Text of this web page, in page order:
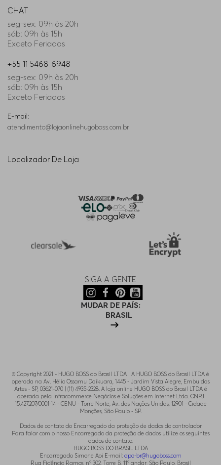
CHAT
seg-sex: 09h às 20h
sáb: 09h às 15h
Exceto Feriados
+55 11 5468-6948
seg-sex: 09h às 20h
sáb: 09h às 15h
Exceto Feriados
E-mail:
atendimento@lojaonlinehugoboss.com.br
Localizador De Loja
SIGA A GENTE
MUDAR DE PAÍS:
BRASIL
© Copyright 2021 - HUGO BOSS do Brasil LTDA | A HUGO BOSS do Brasil LTDA é
operada na Av. Hélio Ossamu Daikuara, 1445 - Jardim Vista Alegre, Embu das
Artes - SP, 03621-070 | (11) 4935-2328. A loja online HUGO BOSS do Brasil LTDA é
operada pela Infracommerce Negócios e Soluções em Internet Ltda. CNPJ
15.427.207/0001-14 - CENU - Torre Norte, Av. das Nações Unidas, 12901 - Cidade
Monções, São Paulo - SP.
.
Dados de contato do Encarregado da proteção de dados do controlador
Para falar com o nosso Encarregado da proteção de dados utilize os seguintes
dados de contato:
HUGO BOSS DO BRASIL LTDA
Encarregado Simone Aoi E-mail: dpo-br@hugoboss.com
Rua Fidêncio Ramos, n° 302, Torre B, 11° andar, São Paulo, Brasil